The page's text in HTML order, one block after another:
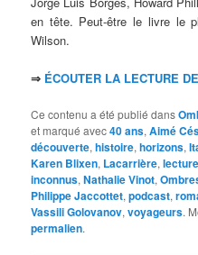
en tête. Peut-être le livre le
Wilson.
⇒ ÉCOUTER LA LECTURE
Ce contenu a été publié dans
et marqué avec40 ans,Aimé
découverte,histoire,horizons,
Karen Blixen, Lacarrière,lecture
inconnus,Nathalie Vinot,
Philippe Jaccottet,podcast,
Vassili Golovanov,voyageurs.
permalien.